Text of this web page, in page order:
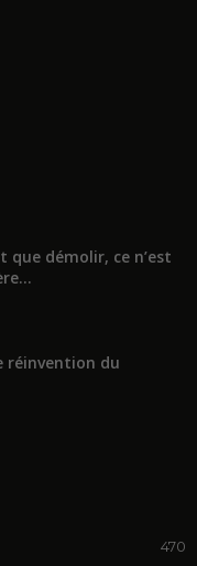
démolir, ce n’est
réinvention du
470